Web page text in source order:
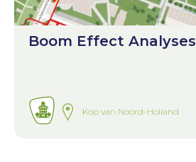
Boom Effect Analyses
Kop van Noord-Holland